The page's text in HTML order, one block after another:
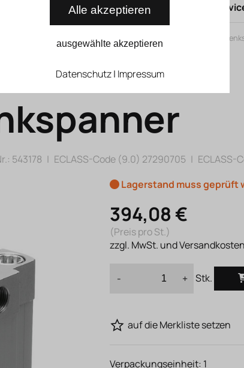
Druckluftsysteme Kompressoren
Linear-Schwenkspanner Linear-
A-B
543178 | ECLASS-Code (9.0) 27290705 | ECLASS-
Lagerstand muss geprüft
394,08 €
(Preis pro St.)
zzgl. MwSt. und Versandkosten
- + Stk.
auf die Merkliste setzen
Verpackungseinheit: 1
Alle akzeptieren
ausgewählte akzeptieren
Datenschutz| Impressum